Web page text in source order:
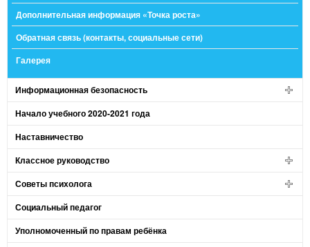
Дополнительная информация «Точка роста»
Обратная связь (контакты, социальные сети)
Галерея
Информационная безопасность
Начало учебного 2020-2021 года
Наставничество
Классное руководство
Советы психолога
Социальный педагог
Уполномоченный по правам ребёнка